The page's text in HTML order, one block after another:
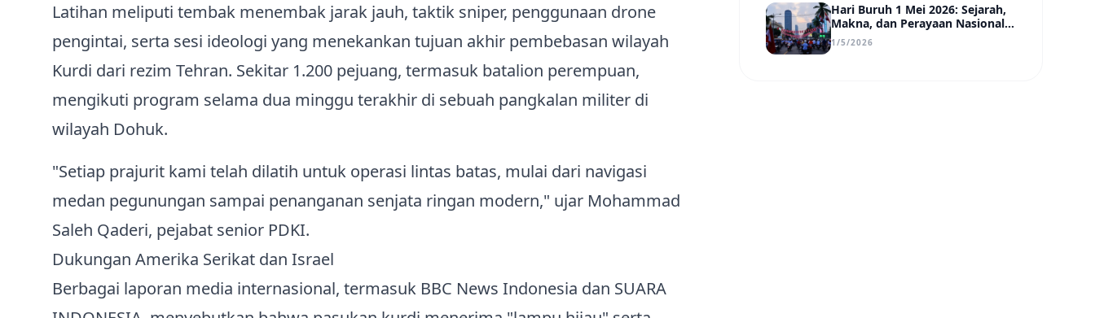
Latihan meliputi tembak menembak jarak jauh, taktik sniper, penggunaan drone
pengintai, serta sesi ideologi yang menekankan tujuan akhir pembebasan wilayah
Kurdi dari rezim Tehran. Sekitar 1.200 pejuang, termasuk batalion perempuan,
mengikuti program selama dua minggu terakhir di sebuah pangkalan militer di
wilayah Dohuk.
"Setiap prajurit kami telah dilatih untuk operasi lintas batas, mulai dari navigasi
medan pegunungan sampai penanganan senjata ringan modern," ujar Mohammad
Saleh Qaderi, pejabat senior PDKI.
Dukungan Amerika Serikat dan Israel
Berbagai laporan media internasional, termasuk BBC News Indonesia dan SUARA
Hari Buruh 1 Mei 2026: Sejarah,
Makna, dan Perayaan Nasional
di Tengah Tantangan Era Digital
1/5/2026